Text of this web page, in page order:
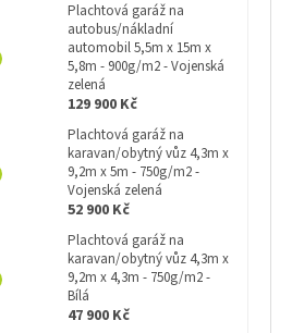
Plachtová garáž na
autobus/nákladní
automobil 5,5m x 15m x
5,8m - 900g/m2 - Vojenská
zelená
129 900 Kč
Plachtová garáž na
karavan/obytný vůz 4,3m x
9,2m x 5m - 750g/m2 -
Vojenská zelená
52 900 Kč
Plachtová garáž na
karavan/obytný vůz 4,3m x
9,2m x 4,3m - 750g/m2 -
Bílá
47 900 Kč